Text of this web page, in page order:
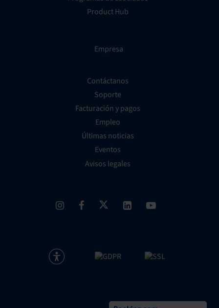
Product Hub
Empresa
Contáctanos
Soporte
Facturación y pagos
Empleo
Últimas noticias
Eventos
Avisos legales